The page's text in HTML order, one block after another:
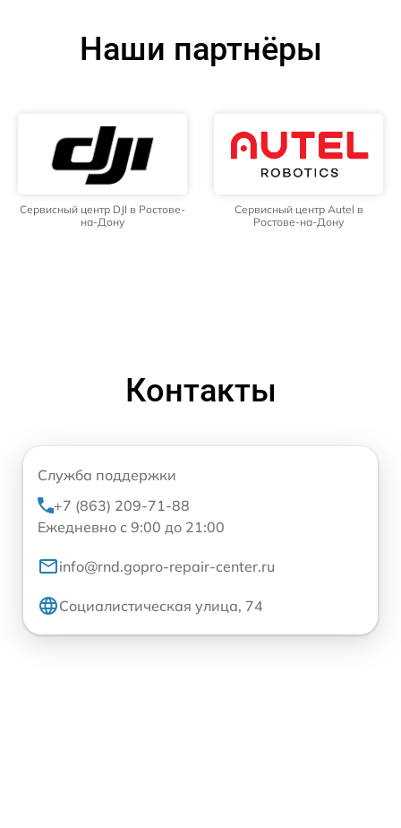
Наши партнёры
Сервисный центр DJI в Ростове-
на-Дону
Сервисный центр Autel в
Ростове-на-Дону
Контакты
Служба поддержки
+7 (863) 209-71-88
Ежедневно с 9:00 до 21:00
info@rnd.gopro-repair-center.ru
Социалистическая улица, 74